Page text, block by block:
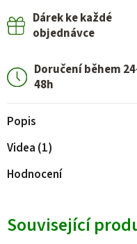
Dárek ke každé
objednávce
Doručení během
48h
Popis
Videa (1)
Hodnocení
Související